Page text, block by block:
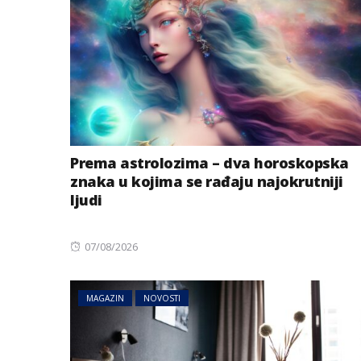
Prema astrolozima – dva horoskopska
znaka u kojima se rađaju najokrutniji
ljudi
Posted
07/08/2026
MAGAZIN NOVOSTI